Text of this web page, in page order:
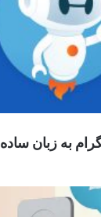
به زبان ساده